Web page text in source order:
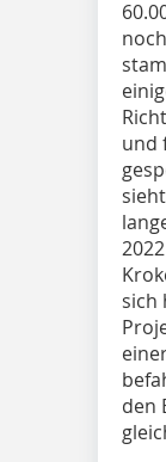
und
sich
den